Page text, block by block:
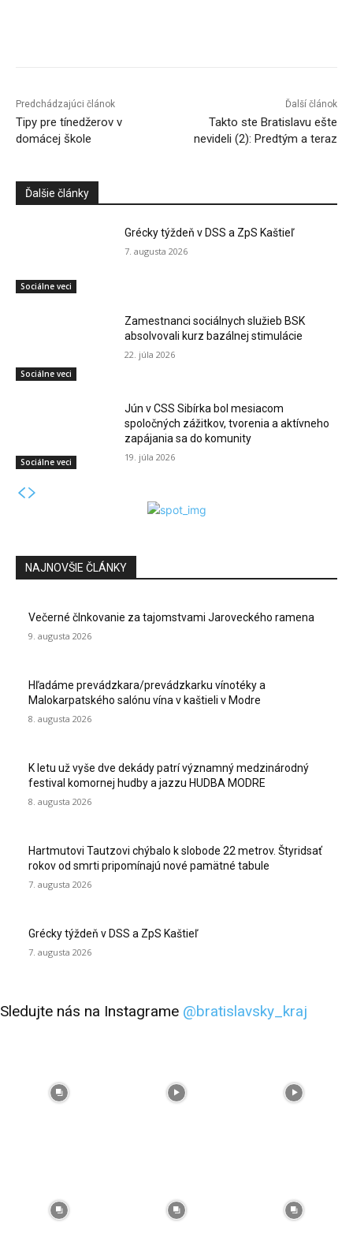
Predchádzajúci článok
Tipy pre tínedžerov v
domácej škole
Ďalší článok
Takto ste Bratislavu ešte
nevideli (2): Predtým a teraz
Ďalšie články
Sociálne veci
Grécky týždeň v DSS a ZpS Kaštieľ
7. augusta 2026
Sociálne veci
Zamestnanci sociálnych služieb BSK
absolvovali kurz bazálnej stimulácie
22. júla 2026
Sociálne veci
Jún v CSS Sibírka bol mesiacom
spoločných zážitkov, tvorenia a aktívneho
zapájania sa do komunity
19. júla 2026
NAJNOVŠIE ČLÁNKY
Večerné člnkovanie za tajomstvami Jaroveckého ramena
9. augusta 2026
Hľadáme prevádzkara/prevádzkarku vínotéky a
Malokarpatského salónu vína v kaštieli v Modre
8. augusta 2026
K letu už vyše dve dekády patrí významný medzinárodný
festival komornej hudby a jazzu HUDBA MODRE
8. augusta 2026
Hartmutovi Tautzovi chýbalo k slobode 22 metrov. Štyridsať
rokov od smrti pripomínajú nové pamätné tabule
7. augusta 2026
Grécky týždeň v DSS a ZpS Kaštieľ
7. augusta 2026
Sledujte nás na Instagrame @bratislavsky_kraj